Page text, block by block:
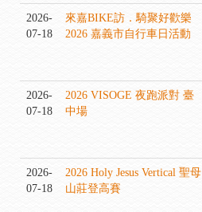
2026-
07-18
來嘉BIKE訪．騎聚好歡樂
2026 嘉義市自行車日活動
2026-
07-18
2026 VISOGE 夜跑派對 臺
中場
2026-
07-18
2026 Holy Jesus Vertical 聖母
山莊登高賽